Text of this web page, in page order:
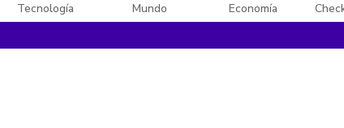
Tecnología Mundo Economía